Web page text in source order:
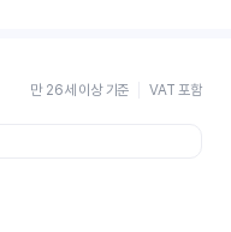
만 26세 이상 기준 VAT 포함